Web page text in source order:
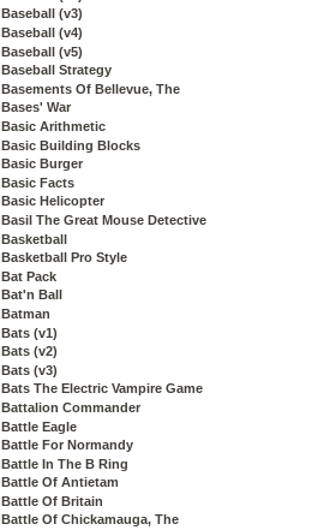
Baseball (v3)
Baseball (v4)
Baseball (v5)
Baseball Strategy
Basements Of Bellevue, The
Bases' War
Basic Arithmetic
Basic Building Blocks
Basic Burger
Basic Facts
Basic Helicopter
Basil The Great Mouse Detective
Basketball
Basketball Pro Style
Bat Pack
Bat'n Ball
Batman
Bats (v1)
Bats (v2)
Bats (v3)
Bats The Electric Vampire Game
Battalion Commander
Battle Eagle
Battle For Normandy
Battle In The B Ring
Battle Of Antietam
Battle Of Britain
Battle Of Chickamauga, The